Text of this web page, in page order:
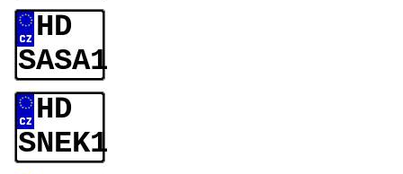
HD
SASA1
HD
SNEK1